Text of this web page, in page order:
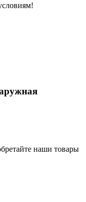
наши товары